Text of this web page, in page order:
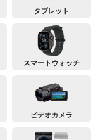
タブレット
スマートウォッチ
ビデオカメラ